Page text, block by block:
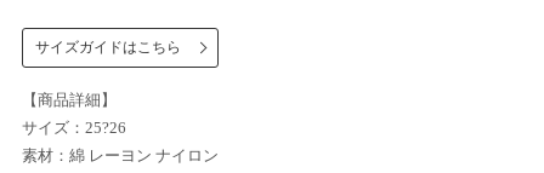
サイズガイドはこちら
【商品詳細】
サイズ：25?26
素材：綿 レーヨン ナイロン